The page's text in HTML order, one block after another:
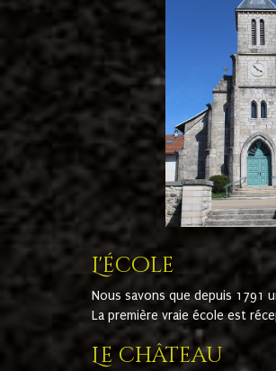
L'école
Nous savons que depuis 1791
La première vraie école est
Le château